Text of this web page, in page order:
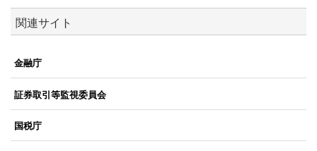
関連サイト
金融庁
証券取引等監視委員会
国税庁